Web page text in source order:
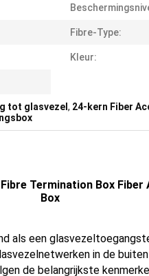
Fibre-Type:
Kleur:
tot glasvezel , 24-kern Fiber
Termination Box
Box
als een
in de
de belangrijkste